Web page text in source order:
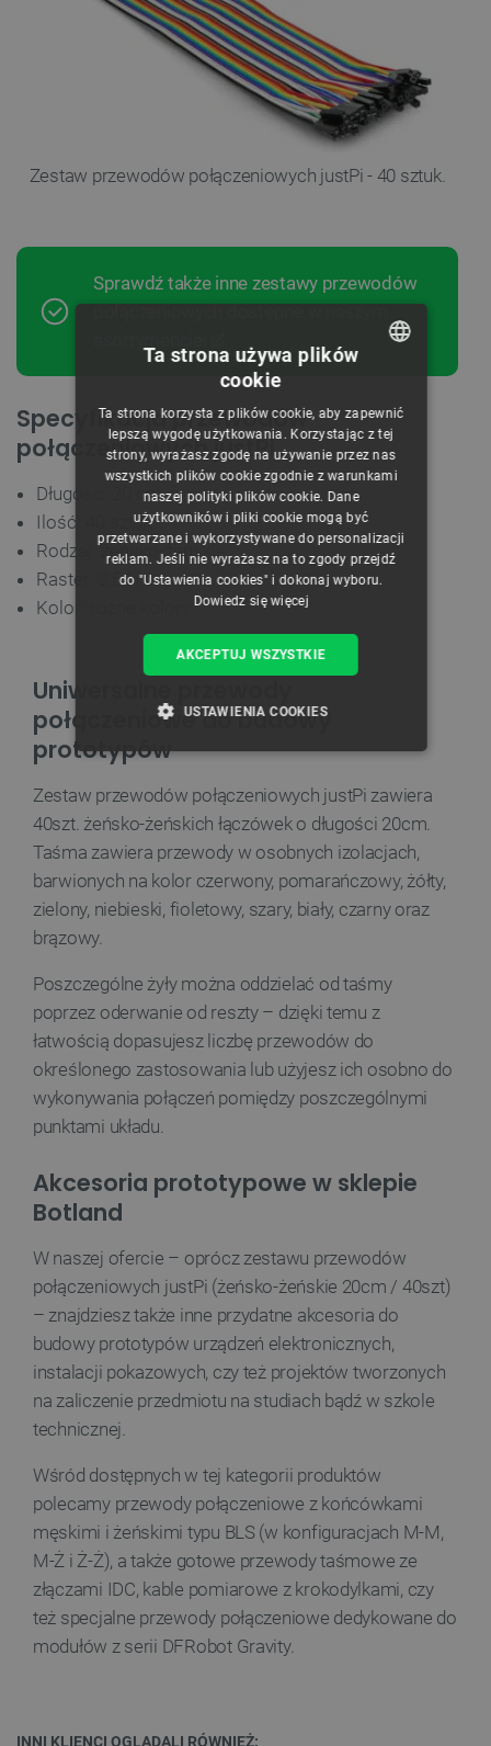
Zestaw przewodów połączeniowych justPi - 40 sztuk.
Sprawdź także inne zestawy przewodów
połączeniowych dostępne w naszym
Specyfikacja przewodów
połączeniowych justPi
Długość: 20 cm
Ilość: 40 sztuk
Rodzaj: żeńsko-żeńskie
Raster: 2,54 mm
Kolor: różne kolory
Uniwersalne przewody
połączeniowe do budowy
prototypów
Zestaw przewodów połączeniowych justPi zawiera
40szt. żeńsko-żeńskich łączówek o długości 20cm.
Taśma zawiera przewody w osobnych izolacjach,
barwionych na kolor czerwony, pomarańczowy, żółty,
zielony, niebieski, fioletowy, szary, biały, czarny oraz
brązowy.
Poszczególne żyły można oddzielać od taśmy
poprzez oderwanie od reszty – dzięki temu z
łatwością dopasujesz liczbę przewodów do
określonego zastosowania lub użyjesz ich osobno do
wykonywania połączeń pomiędzy poszczególnymi
punktami układu.
Akcesoria prototypowe w sklepie
Botland
W naszej ofercie – oprócz zestawu przewodów
połączeniowych justPi (żeńsko-żeńskie 20cm / 40szt)
– znajdziesz także inne przydatne akcesoria do
budowy prototypów urządzeń elektronicznych,
instalacji pokazowych, czy też projektów tworzonych
na zaliczenie przedmiotu na studiach bądź w szkole
technicznej.
Wśród dostępnych w tej kategorii produktów
polecamy przewody połączeniowe z końcówkami
męskimi i żeńskimi typu BLS (w konfiguracjach M-M,
M-Ż i Ż-Ż), a także gotowe przewody taśmowe ze
złączami IDC, kable pomiarowe z krokodylkami, czy
też specjalne przewody połączeniowe dedykowane do
modułów z serii DFRobot Gravity.
INNI KLIENCI OGLĄDALI RÓWNIEŻ:
CZECH
ENGLISH
GERMAN
Ta strona używa plików
cookie
Ta strona korzysta z plików cookie, aby zapewnić
lepszą wygodę użytkowania. Korzystając z tej
strony, wyrażasz zgodę na używanie przez nas
wszystkich plików cookie zgodnie z warunkami
naszej polityki plików cookie. Dane
użytkowników i pliki cookie mogą być
przetwarzane i wykorzystywane do personalizacji
reklam. Jeśli nie wyrażasz na to zgody przejdź
do "Ustawienia cookies" i dokonaj wyboru.
Dowiedz się więcej
AKCEPTUJ WSZYSTKIE
USTAWIENIA COOKIES
NIEZBĘDNE
FUNKCJONALNOŚĆ
Niezbędne pliki cookie umożliwiają korzystanie z
podstawowych funkcji strony internetowej, takich
jak logowanie użytkownika i zarządzanie kontem.
Bez niezbędnych plików cookie nie można
prawidłowo korzystać ze strony internetowej.
PrestaShop-[abcdef0123456789]{32} .botland.com.pl
_lb .botland.com.pl
.youtube.com
Polityce prywatności Google